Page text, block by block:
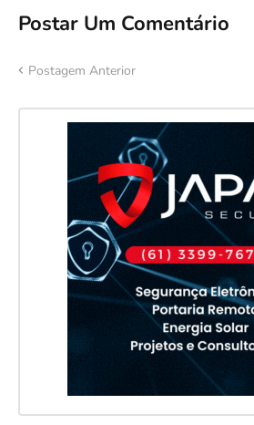
Postar Um Comentário
Postagem Anterior